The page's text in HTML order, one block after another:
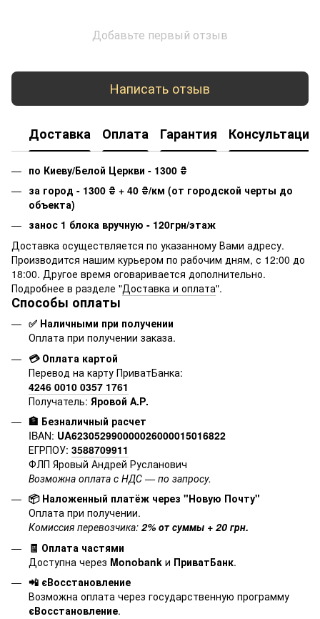
Добавьте первый отзыв
Написать отзыв
Доставка Оплата Гарантия Консультация
по Киеву/Белой Церкви - 1300 ₴
за город - 1300 ₴ + 40 ₴/км (от городской черты до
объекта)
занос 1 блока вручную - 120грн/этаж
Доставка осуществляется по указанному Вами адресу.
Производится нашим курьером по рабочим дням, с 12:00 до
18:00. Другое время оговаривается дополнительно.
Подробнее в разделе "Доставка и оплата".
Способы оплаты
✅ Наличными при получении
Оплата при получении заказа.
💳 Оплата картой
Перевод на карту ПриватБанка:
4246 0010 0357 1761
Получатель: Яровой А.Р.
🏦 Безналичный расчет
IBAN: UA623052990000026000015016822
ЕГРПОУ: 3588709911
ФЛП Яровый Андрей Русланович
Возможна оплата с НДС — по запросу.
📦 Наложенный платёж через "Новую Почту"
Оплата при получении.
Комиссия перевозчика: 2% от суммы + 20 грн.
🧾 Оплата частями
Доступна через Monobank и ПриватБанк.
📲 єВосстановление
Возможна оплата через государственную программу
єВосстановление.